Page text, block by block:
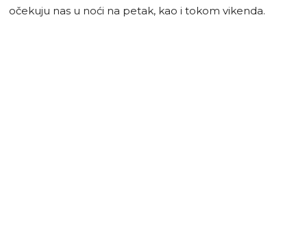
očekuju nas u noći na petak, kao i tokom vikenda.